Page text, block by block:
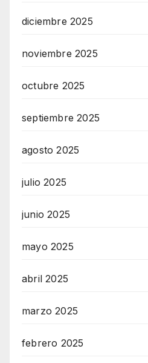
diciembre 2025
noviembre 2025
octubre 2025
septiembre 2025
agosto 2025
julio 2025
junio 2025
mayo 2025
abril 2025
marzo 2025
febrero 2025